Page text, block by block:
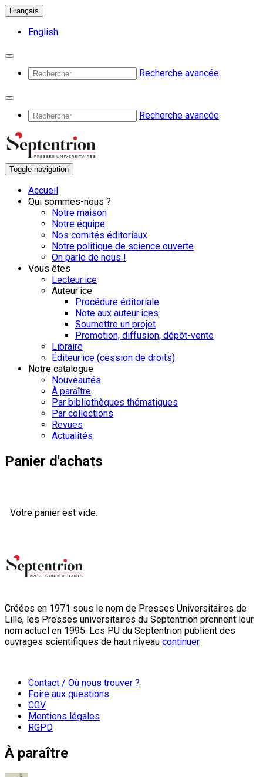
Français
English
Recherche avancée
Recherche avancée
Toggle navigation
Accueil
Qui sommes-nous ?
Notre maison
Notre équipe
Nos comités éditoriaux
Notre politique de science ouverte
On parle de nous !
Vous êtes
Lecteur·ice
Auteur·ice
Procédure éditoriale
Note aux auteur·ices
Soumettre un projet
Promotion, diffusion, dépôt-vente
Libraire
Éditeur·ice (cession de droits)
Notre catalogue
Nouveautés
À paraître
Par bibliothèques thématiques
Par collections
Revues
Actualités
Panier d'achats
Votre panier est vide.
Créées en 1971 sous le nom de Presses Universitaires de
Lille, les Presses universitaires du Septentrion prennent leur
nom actuel en 1995. Les PU du Septentrion publient des
ouvrages scientifiques de haut niveau continuer
Contact / Où nous trouver ?
Foire aux questions
CGV
Mentions légales
RGPD
À paraître